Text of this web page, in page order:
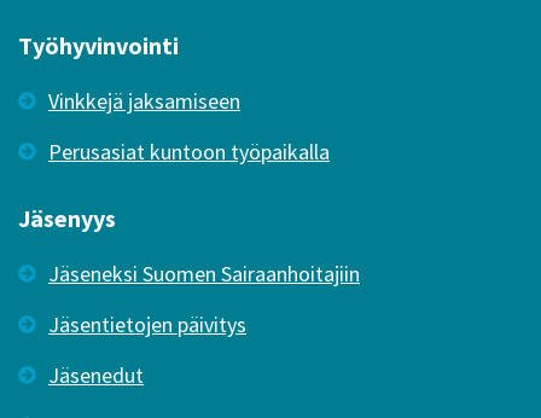
Työhyvinvointi
Vinkkejä jaksamiseen
Perusasiat kuntoon työpaikalla
Jäsenyys
Jäseneksi Suomen Sairaanhoitajiin
Jäsentietojen päivitys
Jäsenedut